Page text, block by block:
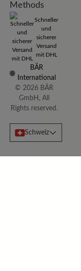
Schneller
und
sicherer
Versand
mit DHL
BÄR
International
© 2026 BÄR
GmbH, All
Rights reserved.
Schweiz